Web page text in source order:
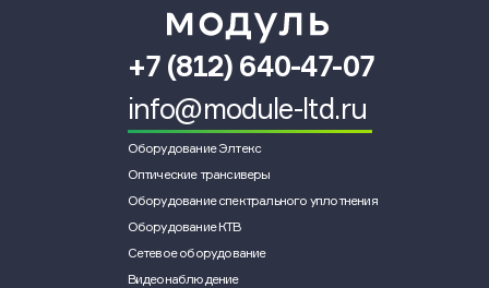
+7 (812) 640-47-07
info@module-ltd.ru
Оборудование Элтекс
Оптические трансиверы
Оборудование спектрального уплотнения
Оборудование КТВ
Сетевое оборудование
Видеонаблюдение